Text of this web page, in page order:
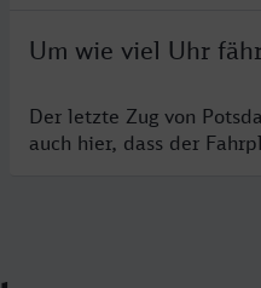
Um wie viel Uhr
Der letzte Zug von
auch hier, dass der